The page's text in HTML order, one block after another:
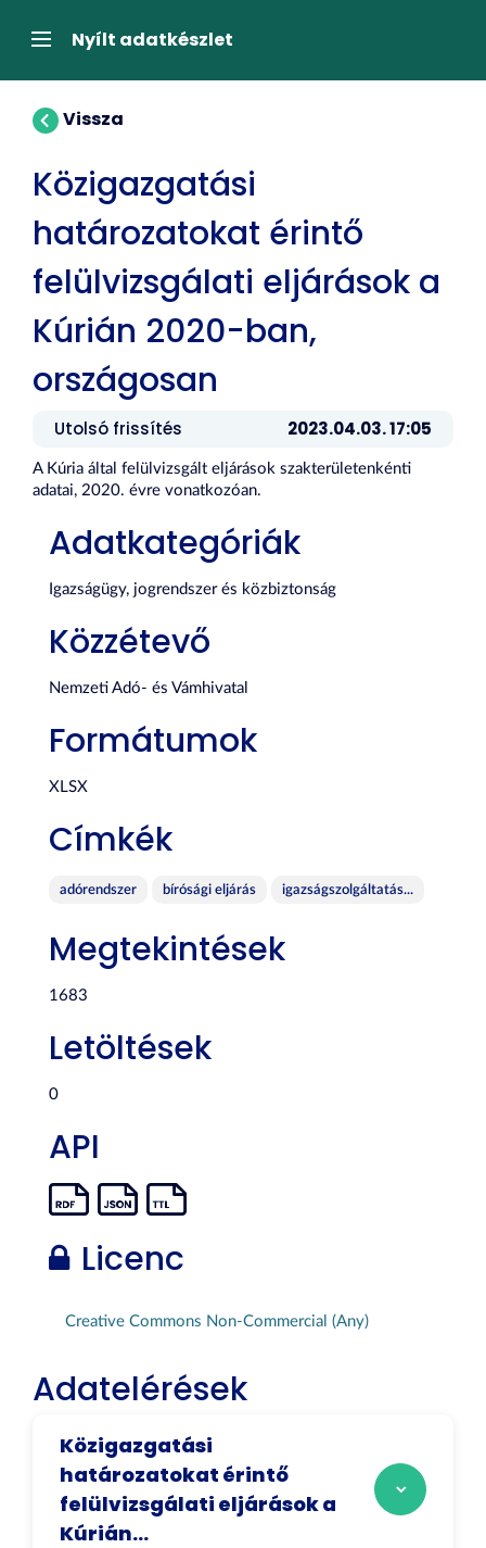
átugrásaNavigációNyílt adatkészlet
Vissza
Közigazgatási
határozatokat érintő
felülvizsgálati eljárások a
Kúrián 2020-ban,
országosan
Utolsó frissítés 2023.04.03. 17:05
A Kúria által felülvizsgált eljárások szakterületenkénti
adatai, 2020. évre vonatkozóan.
Adatkategóriák
Igazságügy, jogrendszer és közbiztonság
Közzétevő
Nemzeti Adó- és Vámhivatal
Formátumok
XLSX
Címkék
adórendszer bírósági eljárás igazságszolgáltatás...
Megtekintések
1683
Letöltések
0
API
Licenc
Creative Commons Non-Commercial (Any)
Adatelérések
Közigazgatási
határozatokat érintő
felülvizsgálati eljárások a
Kúrián...